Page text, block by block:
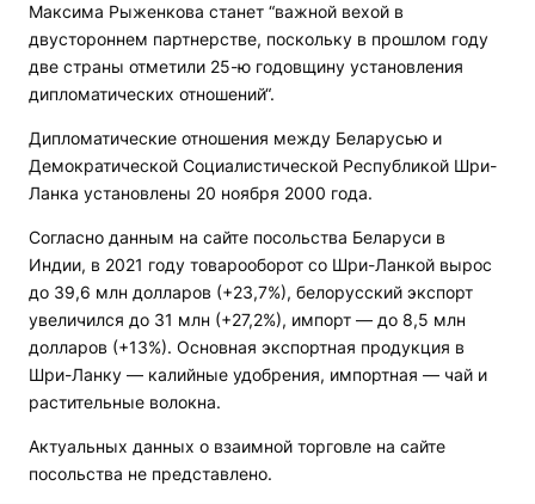
Максима Рыженкова станет “важной вехой в
двустороннем партнерстве, поскольку в прошлом году
две страны отметили 25-ю годовщину установления
дипломатических отношений“.
Дипломатические отношения между Беларусью и
Демократической Социалистической Республикой Шри-
Ланка установлены 20 ноября 2000 года.
Согласно данным на сайте посольства Беларуси в
Индии, в 2021 году товарооборот со Шри-Ланкой вырос
до 39,6 млн долларов (+23,7%), белорусский экспорт
увеличился до 31 млн (+27,2%), импорт — до 8,5 млн
долларов (+13%). Основная экспортная продукция в
Шри-Ланку — калийные удобрения, импортная — чай и
растительные волокна.
Актуальных данных о взаимной торговле на сайте
посольства не представлено.